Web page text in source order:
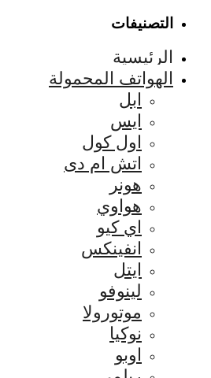
التصنيفات
الرئيسية
الهواتف المحمولة
ابل
ايس
اول كول
اتش ام دى
هونر
هواوي
اي كيو
انفينكس
ايتل
لينوفو
موتورولا
نوكيا
اوبو